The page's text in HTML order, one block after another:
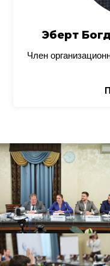
Эберт
Член